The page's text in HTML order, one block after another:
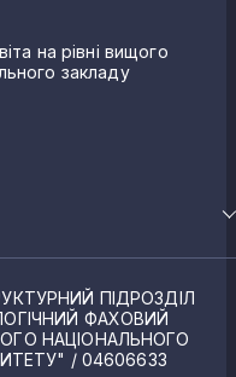
на рівні вищого
закладу
ПІДРОЗДІЛ
ФАХОВИЙ
НАЦІОНАЛЬНОГО
/ 04606633